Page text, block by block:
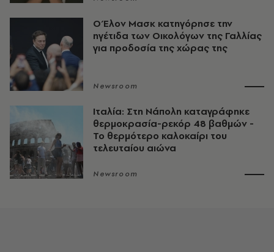
Ο Έλον Μασκ κατηγόρησε την
ηγέτιδα των Οικολόγων της Γαλλίας
για προδοσία της χώρας της
Newsroom
Ιταλία: Στη Νάπολη καταγράφηκε
θερμοκρασία-ρεκόρ 48 βαθμών -
To θερμότερο καλοκαίρι του
τελευταίου αιώνα
Newsroom